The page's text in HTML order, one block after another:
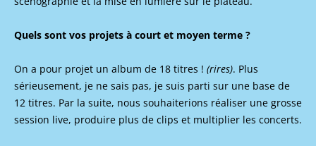
Quels sont vos projets à court et moyen terme ?
On a pour projet un album de 18 titres ! (rires). Plus
sérieusement, je ne sais pas, je suis parti sur une base de
12 titres. Par la suite, nous souhaiterions réaliser une grosse
session live, produire plus de clips et multiplier les concerts.